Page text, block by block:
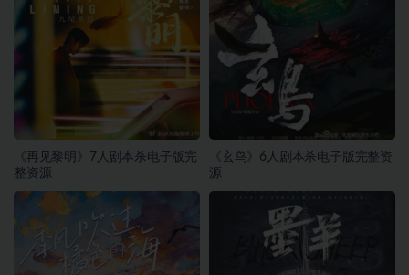
《再见黎明》7人剧本杀电子版完
整资源
《玄鸟》6人剧本杀电子版完整资
源